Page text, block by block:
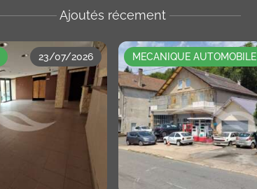
Ajoutés récement
23/07/2026 MECANIQUE AUTOMOBILE